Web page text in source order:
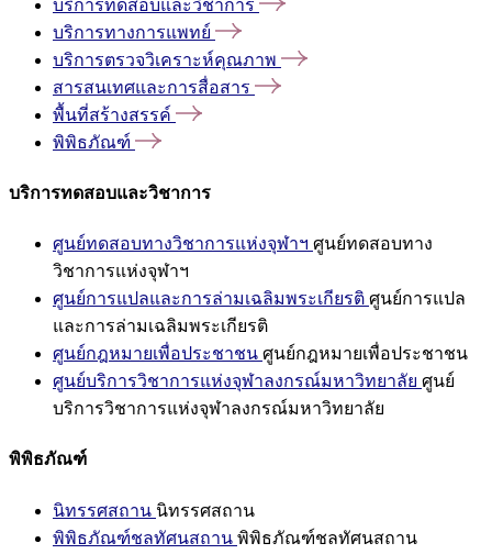
บริการทดสอบและวิชาการ
บริการทางการแพทย์
บริการตรวจวิเคราะห์คุณภาพ
สารสนเทศและการสื่อสาร
พื้นที่สร้างสรรค์
พิพิธภัณฑ์
บริการทดสอบและวิชาการ
ศูนย์ทดสอบทางวิชาการแห่งจุฬาฯ ศูนย์ทดสอบทาง
วิชาการแห่งจุฬาฯ
ศูนย์การแปลและการล่ามเฉลิมพระเกียรติ ศูนย์การแปล
และการล่ามเฉลิมพระเกียรติ
ศูนย์กฎหมายเพื่อประชาชน ศูนย์กฎหมายเพื่อประชาชน
ศูนย์บริการวิชาการแห่งจุฬาลงกรณ์มหาวิทยาลัย ศูนย์
บริการวิชาการแห่งจุฬาลงกรณ์มหาวิทยาลัย
พิพิธภัณฑ์
นิทรรศสถาน นิทรรศสถาน
พิพิธภัณฑ์ชลทัศนสถาน พิพิธภัณฑ์ชลทัศนสถาน